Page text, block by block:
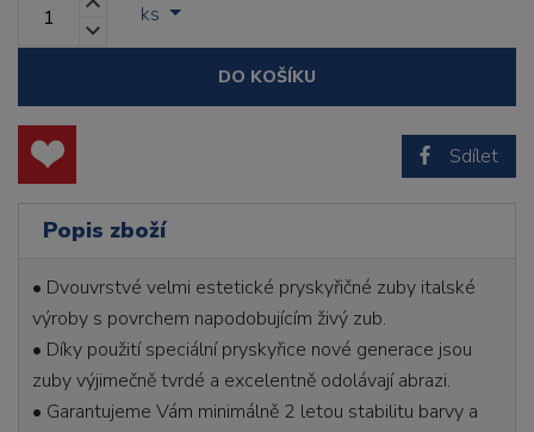
ks
DO KOŠÍKU
Sdílet
Popis zboží
• Dvouvrstvé velmi estetické pryskyřičné zuby italské
výroby s povrchem napodobujícím živý zub.
• Díky použití speciální pryskyřice nové generace jsou
zuby výjimečně tvrdé a excelentně odolávají abrazi.
• Garantujeme Vám minimálně 2 letou stabilitu barvy a